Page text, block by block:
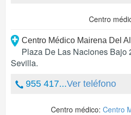
Centro
Centro Médico Mairena Del
Plaza De Las Naciones Bajo
Sevilla.
955 417...Ver teléfono
Centro médico: Centro